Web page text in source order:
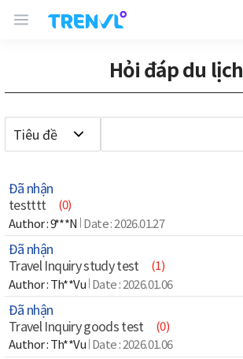
TRENVL Main Header Navigation
Hỏi đáp du lịch
Đã nhận
testttt
(0)
9***N
2026.01.27
Đã nhận
Travel Inquiry study test
(1)
Th**Vu
2026.01.06
Đã nhận
Travel Inquiry goods test
(0)
Th**Vu
2026.01.06